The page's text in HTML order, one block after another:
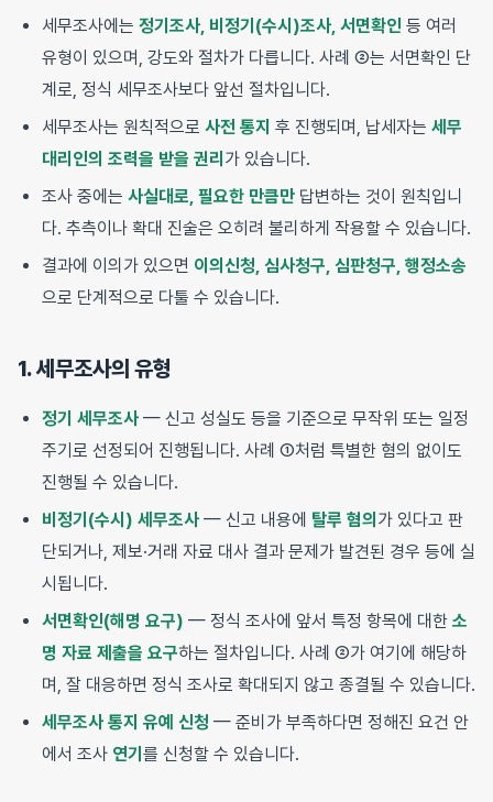
세무조사에는 정기조사, 비정기(수시)조사, 서면확인 등 여러
유형이 있으며, 강도와 절차가 다릅니다. 사례 ②는 서면확인 단
계로, 정식 세무조사보다 앞선 절차입니다.
세무조사는 원칙적으로 사전 통지 후 진행되며, 납세자는 세무
대리인의 조력을 받을 권리 가 있습니다.
조사 중에는 사실대로, 필요한 만큼만 답변하는 것이 원칙입니
다. 추측이나 확대 진술은 오히려 불리하게 작용할 수 있습니다.
결과에 이의가 있으면 이의신청, 심사청구, 심판청구, 행정소송
으로 단계적으로 다툴 수 있습니다.
1. 세무조사의 유형
정기 세무조사 — 신고 성실도 등을 기준으로 무작위 또는 일정
주기로 선정되어 진행됩니다. 사례 ①처럼 특별한 혐의 없이도
진행될 수 있습니다.
비정기(수시) 세무조사 — 신고 내용에 탈루 혐의 가 있다고 판
단되거나, 제보·거래 자료 대사 결과 문제가 발견된 경우 등에 실
시됩니다.
서면확인(해명 요구) — 정식 조사에 앞서 특정 항목에 대한 소
명 자료 제출을 요구하는 절차입니다. 사례 ②가 여기에 해당하
며, 잘 대응하면 정식 조사로 확대되지 않고 종결될 수 있습니다.
세무조사 통지 유예 신청 — 준비가 부족하다면 정해진 요건 안
에서 조사 연기 를 신청할 수 있습니다.